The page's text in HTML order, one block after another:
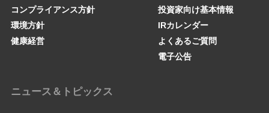
コンプライアンス方針
環境方針
健康経営
投資家向け基本情報
IRカレンダー
よくあるご質問
電子公告
ニュース＆トピックス